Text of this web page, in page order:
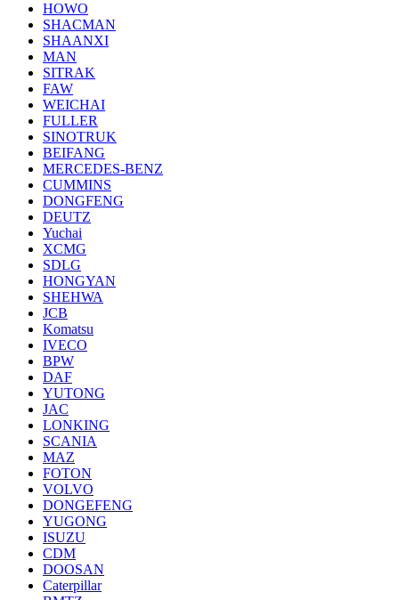
HOWO
SHACMAN
SHAANXI
MAN
SITRAK
FAW
WEICHAI
FULLER
SINOTRUK
BEIFANG
MERCEDES-BENZ
CUMMINS
DONGFENG
DEUTZ
Yuchai
XCMG
SDLG
HONGYAN
SHEHWA
JCB
Komatsu
IVECO
BPW
DAF
YUTONG
JAC
LONKING
SCANIA
MAZ
FOTON
VOLVO
DONGEFENG
YUGONG
ISUZU
CDM
DOOSAN
Caterpillar